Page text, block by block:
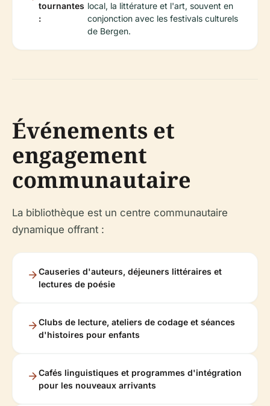
tournantes
:
local, la littérature et l'art, souvent en
conjonction avec les festivals culturels
de Bergen.
Événements et
engagement
communautaire
La bibliothèque est un centre communautaire
dynamique offrant :
Causeries d'auteurs, déjeuners littéraires et
lectures de poésie
Clubs de lecture, ateliers de codage et séances
d'histoires pour enfants
Cafés linguistiques et programmes d'intégration
pour les nouveaux arrivants